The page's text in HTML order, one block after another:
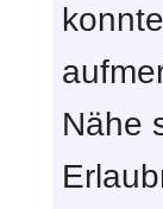
Nähe